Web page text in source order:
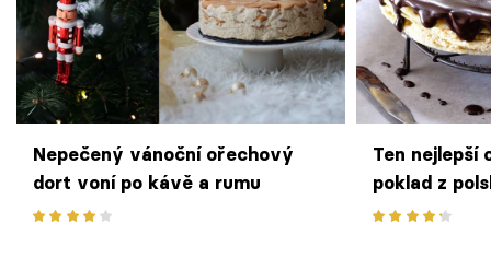
Nepečený vánoční ořechový
dort voní po kávě a rumu
Ten nejlepší
poklad z